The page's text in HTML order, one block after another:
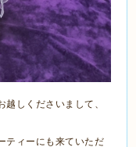
しくださいまして、
ティーにも来ていただ